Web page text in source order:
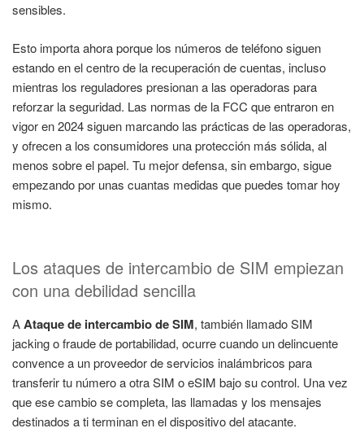
sensibles.
Esto importa ahora porque los números de teléfono siguen
estando en el centro de la recuperación de cuentas, incluso
mientras los reguladores presionan a las operadoras para
reforzar la seguridad. Las normas de la FCC que entraron en
vigor en 2024 siguen marcando las prácticas de las operadoras,
y ofrecen a los consumidores una protección más sólida, al
menos sobre el papel. Tu mejor defensa, sin embargo, sigue
empezando por unas cuantas medidas que puedes tomar hoy
mismo.
Los ataques de intercambio de SIM empiezan
con una debilidad sencilla
AAtaque de intercambio de SIM, también llamado SIM
jacking o fraude de portabilidad, ocurre cuando un delincuente
convence a un proveedor de servicios inalámbricos para
transferir tu número a otra SIM o eSIM bajo su control. Una vez
que ese cambio se completa, las llamadas y los mensajes
destinados a ti terminan en el dispositivo del atacante.